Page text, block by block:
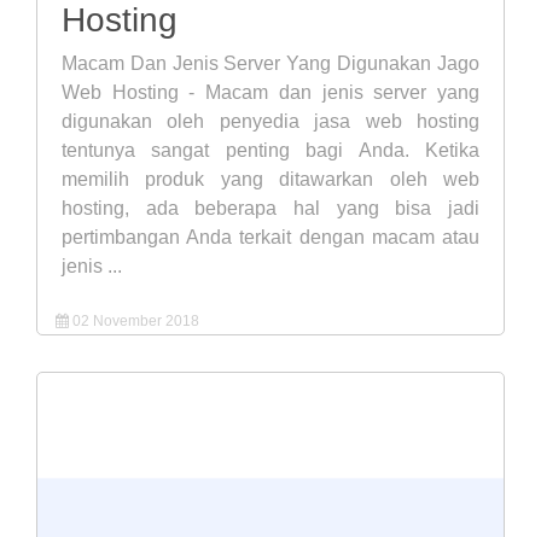
Hosting
Macam Dan Jenis Server Yang Digunakan Jago
Web Hosting - Macam dan jenis server yang
digunakan oleh penyedia jasa web hosting
tentunya sangat penting bagi Anda. Ketika
memilih produk yang ditawarkan oleh web
hosting, ada beberapa hal yang bisa jadi
pertimbangan Anda terkait dengan macam atau
jenis ...
02 November 2018